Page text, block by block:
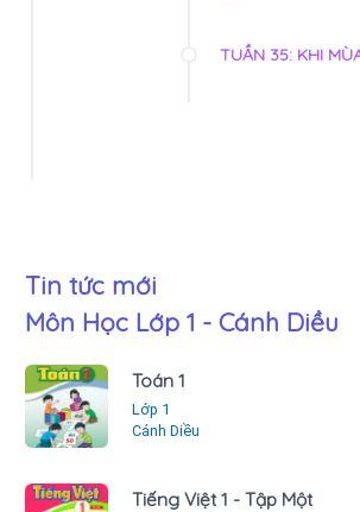
TUẦN 35: KHI
Tin tức mới
Môn Học Lớp 1 - Cánh Diều
Toán 1
Lớp 1
Cánh Diều
Tiếng Việt 1 - Tập Một